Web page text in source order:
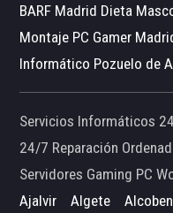
BARF Madrid Dieta
Montaje PC Gamer
Informático Pozuelo de
Servicios Informáticos
24/7 Reparación
Servidores Gaming PC
Ajalvir
Algete